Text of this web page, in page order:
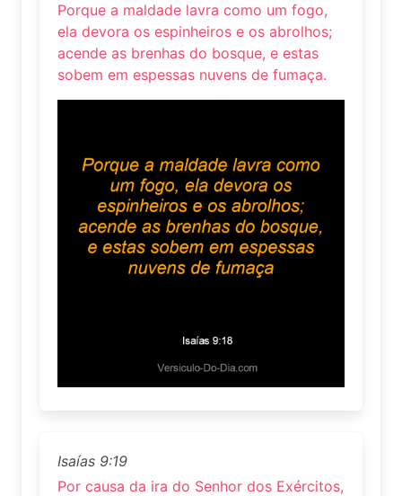
Porque a maldade lavra como um fogo,
ela devora os espinheiros e os abrolhos;
acende as brenhas do bosque, e estas
sobem em espessas nuvens de fumaça.
Isaías 9:19
Por causa da ira do Senhor dos Exércitos,